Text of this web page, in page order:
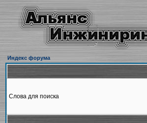
Индекс форума
Слова для поиска